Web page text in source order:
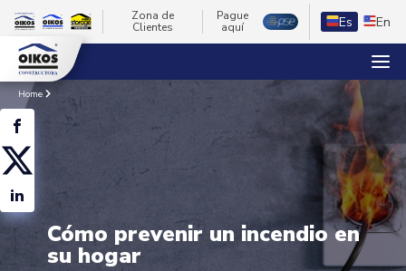
Zona de
Clientes
Pague
aquí
Es En
Home
Cómo prevenir un incendio en
su hogar